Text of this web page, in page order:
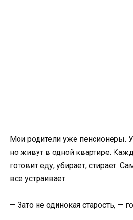
Мои родители уже пенсионеры.
но живут в одной квартире.
готовит еду, убирает, стирает.
все устраивает.
— Зато не одинокая старость, —